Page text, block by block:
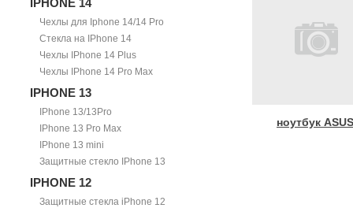
IPHONE 14
Чехлы для Iphone 14/14 Pro
Стекла на IPhone 14
Чехлы IPhone 14 Plus
Чехлы IPhone 14 Pro Max
IPHONE 13
IPhone 13/13Pro
IPhone 13 Pro Max
IPhone 13 mini
Защитные стекло IPhone 13
IPHONE 12
Защитные стекла iPhone 12
ноутбук ASUS